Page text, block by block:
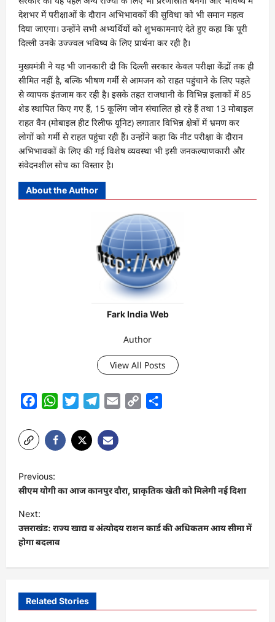
देशभर में परीक्षाओं के दौरान अभिभावकों की सुविधा को भी समान महत्व
दिया जाएगा। उन्होंने सभी अभ्यर्थियों को शुभकामनाएं देते हुए कहा कि पूरी
दिल्ली उनके उज्ज्वल भविष्य के लिए प्रार्थना कर रही है।
मुख्यमंत्री ने यह भी जानकारी दी कि दिल्ली सरकार केवल परीक्षा केंद्रों तक ही
सीमित नहीं है, बल्कि भीषण गर्मी से आमजन को राहत पहुंचाने के लिए पहले
से व्यापक इंतजाम कर रही है। इसके तहत राजधानी के विभिन्न इलाकों में 85
शेड स्थापित किए गए हैं, 15 कूलिंग जोन संचालित हो रहे हैं तथा 13 मोबाइल
राहत वैन (मोबाइल हीट रिलीफ यूनिट) लगातार विभिन्न क्षेत्रों में भ्रमण कर
लोगों को गर्मी से राहत पहुंचा रही हैं। उन्होंने कहा कि नीट परीक्षा के दौरान
अभिभावकों के लिए की गई विशेष व्यवस्था भी इसी जनकल्याणकारी और
संवेदनशील सोच का विस्तार है।
About the Author
Fark India Web
Author
View All Posts
FacebookWhatsAppTwitterTelegram
Email
Copy
o
s
t
n
a
Previous:
सीएम योगी का आज कानपुर दौरा, प्राकृतिक खेती को मिलेगी नई दिशा
Next:
उत्तराखंड: राज्य खाद्य व अंत्योदय राशन कार्ड की अधिकतम आय सीमा में
होगा बदलाव
Related Stories